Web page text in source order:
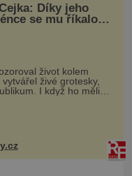
Díky jeho
se mu říkalo
život kolem
živé grotesky,
I když ho měli
zůstal úplně sám.
který si široké